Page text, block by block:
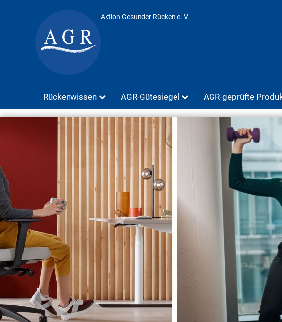
Aktion Gesunder Rücken e. V.
Rückenwissen AGR-Gütesiegel AGR-geprüfte